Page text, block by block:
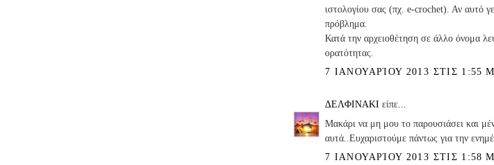
ιστολογίου σας (πχ. e-crochet). Αν αυτό
πρόβλημα.
Κατά την αρχειοθέτηση σε άλλο όνομα
ορατότητας.
7 ΙΑΝΟΥΑΡΊΟΥ 2013 ΣΤΙΣ 1:55
ΔΕΛΦΙΝΑΚΙ είπε...
Μακάρι να μη μου το παρουσιάσει και
αυτά..Ευχαριστούμε πάντως για την
7 ΙΑΝΟΥΑΡΊΟΥ 2013 ΣΤΙΣ 1:58